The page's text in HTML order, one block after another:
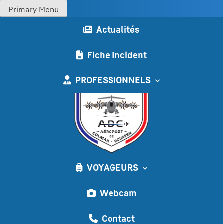
Skip
to
Aéroport de Colmar
Primary Menu
Actualités
Fiche Incident
PROFESSIONNELS
Logo
VOYAGEURS
Webcam
Contact